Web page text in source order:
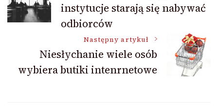
wpisuinstytucje starają się nabywać
odbiorców
Następny artykuł
Niesłychanie wiele osób
wybiera butiki intenrnetowe